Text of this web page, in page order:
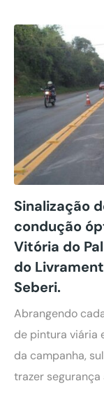
Sinalização
condução
Vitória do
do
Seberi.
Abrangendo
de pintura viária
da campanha,
trazer segurança